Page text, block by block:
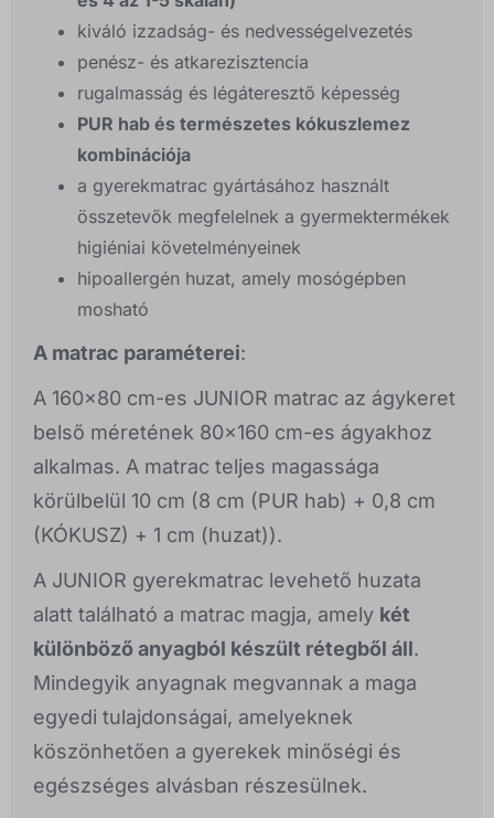
kiváló izzadság- és nedvességelvezetés
penész- és atkarezisztencia
rugalmasság és légáteresztő képesség
PUR hab és természetes kókuszlemez
kombinációja
a gyerekmatrac gyártásához használt
összetevők megfelelnek a gyermektermékek
higiéniai követelményeinek
hipoallergén huzat, amely mosógépben
mosható
A matrac paraméterei:
A 160x80 cm-es JUNIOR matrac az ágykeret
belső méretének 80x160 cm-es ágyakhoz
alkalmas. A matrac teljes magassága
körülbelül 10 cm (8 cm (PUR hab) + 0,8 cm
(KÓKUSZ) + 1 cm (huzat)).
A JUNIOR gyerekmatrac levehető huzata
alatt található a matrac magja, amely két
különböző anyagból készült rétegből áll.
Mindegyik anyagnak megvannak a maga
egyedi tulajdonságai, amelyeknek
köszönhetően a gyerekek minőségi és
egészséges alvásban részesülnek.